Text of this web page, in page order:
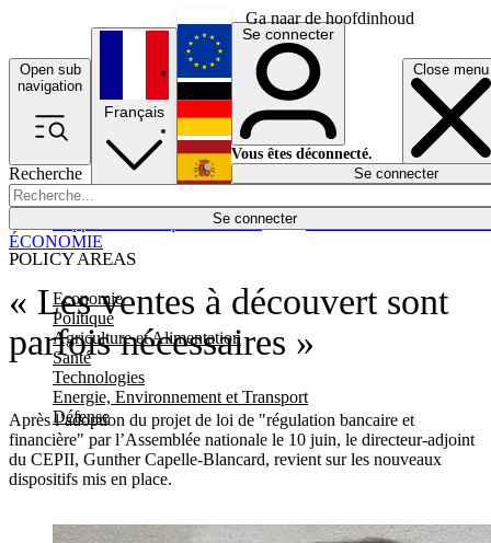
Ga naar de hoofdinhoud
Open sub
navigation
Close menu
Recherche
Se connecter
POLICY AREAS
Economie
Politique
Agriculture et Alimentation
Santé
Technologies
Energie, Environnement et Transport
Défense
Économie
Français
English
Deutsch
Español
Se connecter
Vous êtes déconnecté.
Se connecter
« Les ventes à découvert sont
parfois nécessaires »
Après l’adoption du projet de loi de "régulation bancaire et
financière" par l’Assemblée nationale le 10 juin, le directeur-adjoint
du CEPII, Gunther Capelle-Blancard, revient sur les nouveaux
dispositifs mis en place.
ÉCONOMIE